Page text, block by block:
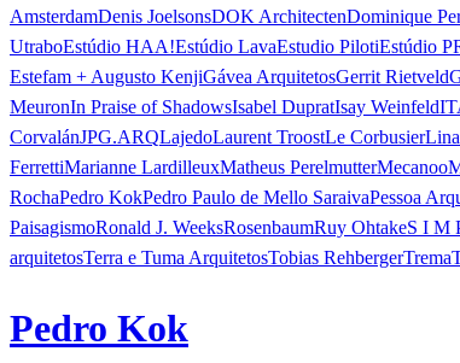
AmsterdamDenis JoelsonsDOK ArchitectenDominique
UtraboEstúdio HAA!Estúdio LavaEstudio PilotiEstúdio
Estefam + Augusto KenjiGávea ArquitetosGerrit Rietveld
MeuronIn Praise of ShadowsIsabel DupratIsay Weinfeld
CorvalánJPG.ARQLajedoLaurent TroostLe Corbusier
FerrettiMarianne LardilleuxMatheus PerelmutterMecanoo
RochaPedro KokPedro Paulo de Mello SaraivaPessoa
PaisagismoRonald J. WeeksRosenbaumRuy OhtakeS I M
arquitetosTerra e Tuma ArquitetosTobias RehbergerTrema
Pedro Kok